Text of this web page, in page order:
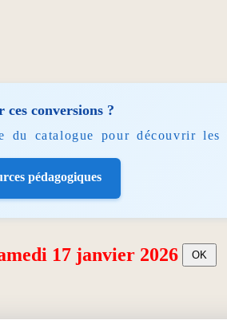
conversions ?
du catalogue pour découvrir les
pédagogiques
17 janvier 2026